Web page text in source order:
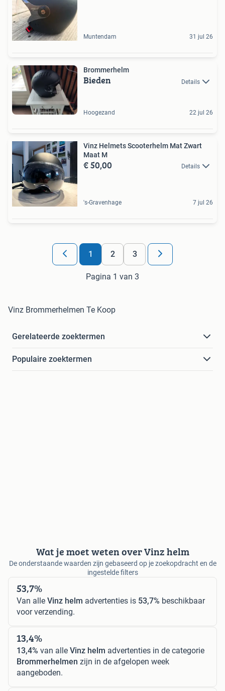
Muntendam 31 jul 26
Brommerhelm
Bieden Details
Hoogezand 22 jul 26
Vinz Helmets Scooterhelm Mat Zwart
Maat M
€ 50,00 Details
's-Gravenhage 7 jul 26
1 2 3
Pagina 1 van 3
Vinz Brommerhelmen Te Koop
Gerelateerde zoektermen
Populaire zoektermen
Wat je moet weten over Vinz helm
De onderstaande waarden zijn gebaseerd op je zoekopdracht en de
ingestelde filters
53,7%
Van alle Vinz helm advertenties is 53,7% beschikbaar
voor verzending.
13,4%
13,4% van alle Vinz helm advertenties in de categorie
Brommerhelmen zijn in de afgelopen week
aangeboden.